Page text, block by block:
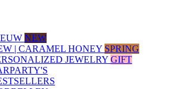
NEW
| CARAMEL HONEY SPRING
JEWELRY GIFT